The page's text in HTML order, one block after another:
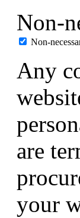
Non-
Non-
Any
are
your